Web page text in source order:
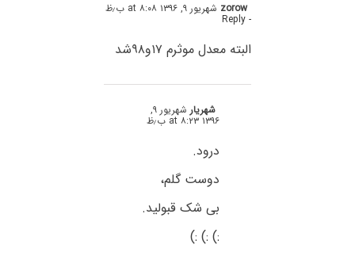
zorow شهریور ۹, ۱۳۹۶ at ۸:۰۸ ب٫ظ
- Reply
البته معدل موثرم ۱۷و۹۸شد
شهریار شهریور ۹,
۱۳۹۶ at ۸:۲۳ ب٫ظ
درود.
دوست گلم،
بی شک قبولید.
:) :) :)